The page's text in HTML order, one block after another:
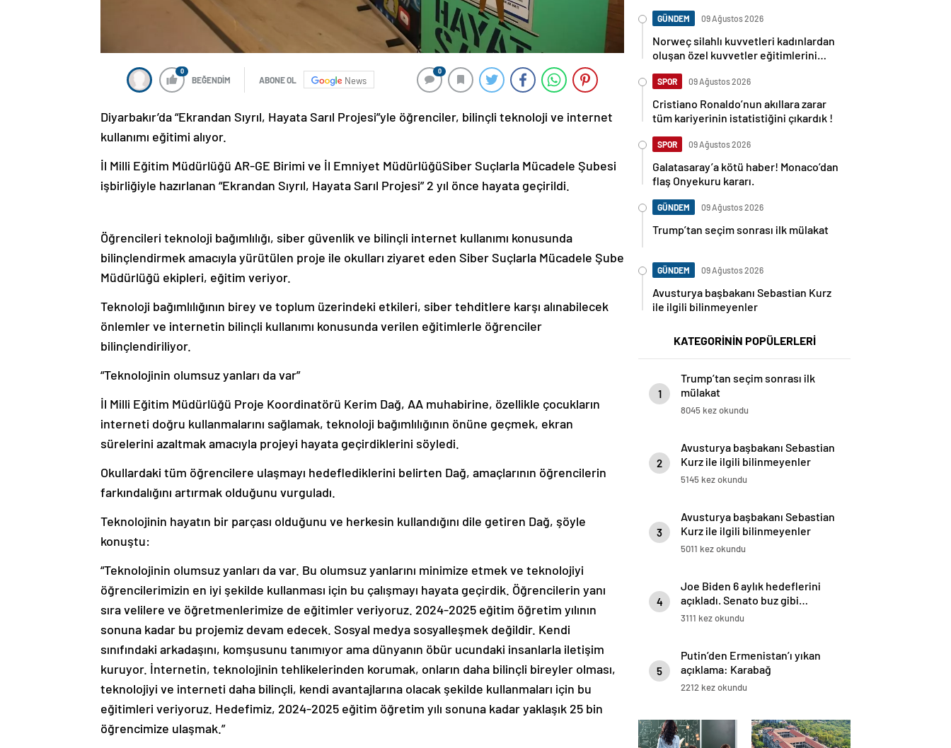
0
BEĞENDİM ABONE OL News
0
Diyarbakır’da “Ekrandan Sıyrıl, Hayata Sarıl Projesi”yle öğrenciler, bilinçli teknoloji ve internet
kullanımı eğitimi alıyor.
İl Milli Eğitim Müdürlüğü AR-GE Birimi ve İl Emniyet MüdürlüğüSiber Suçlarla Mücadele Şubesi
işbirliğiyle hazırlanan “Ekrandan Sıyrıl, Hayata Sarıl Projesi” 2 yıl önce hayata geçirildi.
Öğrencileri teknoloji bağımlılığı, siber güvenlik ve bilinçli internet kullanımı konusunda
bilinçlendirmek amacıyla yürütülen proje ile okulları ziyaret eden Siber Suçlarla Mücadele Şube
Müdürlüğü ekipleri, eğitim veriyor.
Teknoloji bağımlılığının birey ve toplum üzerindeki etkileri, siber tehditlere karşı alınabilecek
önlemler ve internetin bilinçli kullanımı konusunda verilen eğitimlerle öğrenciler
bilinçlendiriliyor.
“Teknolojinin olumsuz yanları da var”
İl Milli Eğitim Müdürlüğü Proje Koordinatörü Kerim Dağ, AA muhabirine, özellikle çocukların
interneti doğru kullanmalarını sağlamak, teknoloji bağımlılığının önüne geçmek, ekran
sürelerini azaltmak amacıyla projeyi hayata geçirdiklerini söyledi.
Okullardaki tüm öğrencilere ulaşmayı hedeflediklerini belirten Dağ, amaçlarının öğrencilerin
farkındalığını artırmak olduğunu vurguladı.
Teknolojinin hayatın bir parçası olduğunu ve herkesin kullandığını dile getiren Dağ, şöyle
konuştu:
“Teknolojinin olumsuz yanları da var. Bu olumsuz yanlarını minimize etmek ve teknolojiyi
öğrencilerimizin en iyi şekilde kullanması için bu çalışmayı hayata geçirdik. Öğrencilerin yanı
sıra velilere ve öğretmenlerimize de eğitimler veriyoruz. 2024-2025 eğitim öğretim yılının
sonuna kadar bu projemiz devam edecek. Sosyal medya sosyalleşmek değildir. Kendi
sınıfındaki arkadaşını, komşusunu tanımıyor ama dünyanın öbür ucundaki insanlarla iletişim
kuruyor. İnternetin, teknolojinin tehlikelerinden korumak, onların daha bilinçli bireyler olması,
teknolojiyi ve interneti daha bilinçli, kendi avantajlarına olacak şekilde kullanmaları için bu
eğitimleri veriyoruz. Hedefimiz, 2024-2025 eğitim öğretim yılı sonuna kadar yaklaşık 25 bin
öğrencimize ulaşmak.”
GÜNDEM 09 Ağustos 2026
Norweç silahlı kuvvetleri kadınlardan
oluşan özel kuvvetler eğitimlerini
SPOR 09 Ağustos 2026
Cristiano Ronaldo’nun akıllara zarar
tüm kariyerinin istatistiğini çıkardık !
SPOR 09 Ağustos 2026
Galatasaray’a kötü haber! Monaco’dan
flaş Onyekuru kararı.
GÜNDEM 09 Ağustos 2026
Trump’tan seçim sonrası ilk mülakat
GÜNDEM 09 Ağustos 2026
Avusturya başbakanı Sebastian Kurz
ile ilgili bilinmeyenler
KATEGORİNİN POPÜLERLERİ
1
Trump’tan seçim sonrası ilk
mülakat
8045 kez okundu
2
Avusturya başbakanı Sebastian
Kurz ile ilgili bilinmeyenler
5145 kez okundu
3
Avusturya başbakanı Sebastian
Kurz ile ilgili bilinmeyenler
5011 kez okundu
4
Joe Biden 6 aylık hedeflerini
açıkladı. Senato buz gibi…
3111 kez okundu
5
Putin’den Ermenistan’ı yıkan
açıklama: Karabağ
Azerbaycan’ın ayrılmaz bir
2212 kez okundu